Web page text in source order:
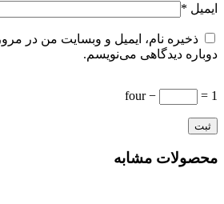
ایمیل *
ذخیره نام، ایمیل و وبسایت من در
دوباره دیدگاهی می‌نویسم.
four − = 1
محصولات مشابه